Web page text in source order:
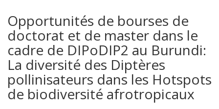
Opportunités de bourses de
doctorat et de master dans le
cadre de DIPoDIP2 au Burundi:
La diversité des Diptères
pollinisateurs dans les Hotspots
de biodiversité afrotropicaux